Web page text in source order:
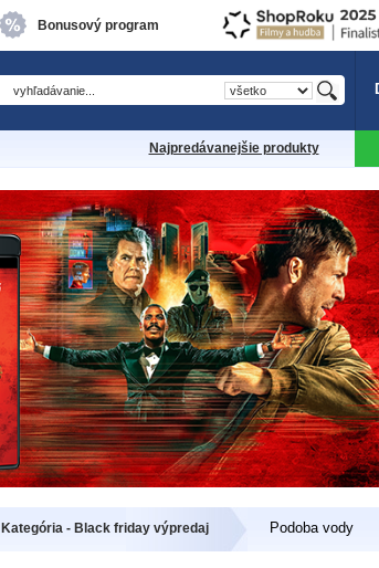
Bonusový program
Najpredávanejšie produkty
Kategória - Black friday výpredaj Podoba vody